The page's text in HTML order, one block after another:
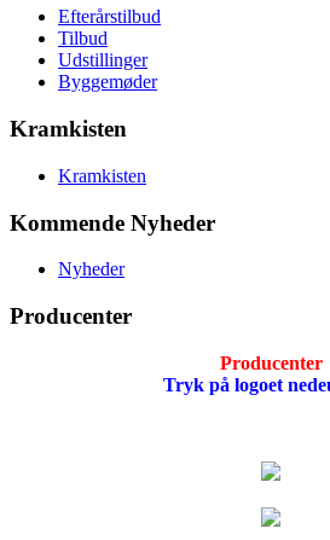
Efterårstilbud
Tilbud
Udstillinger
Byggemøder
Kramkisten
Kramkisten
Kommende Nyheder
Nyheder
Producenter
Producenter
Tryk på logoet